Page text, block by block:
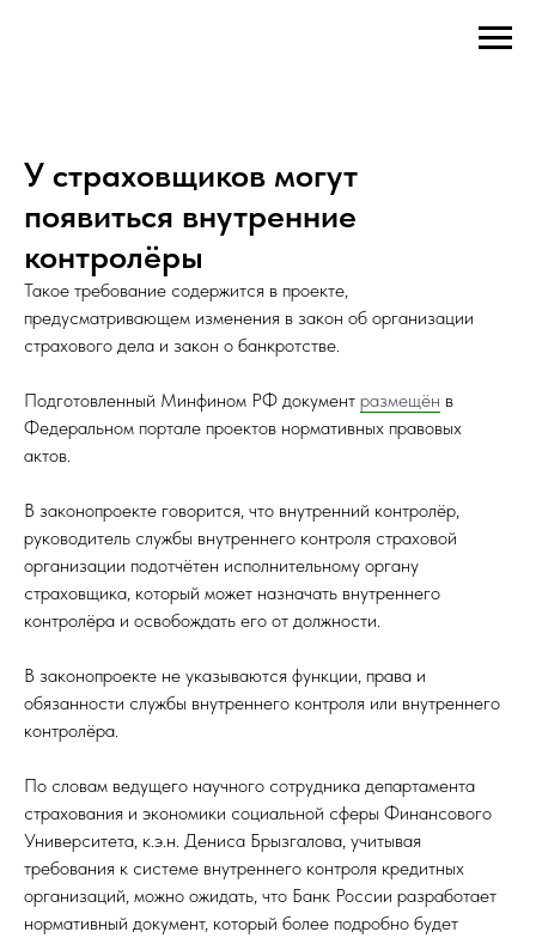
У страховщиков могут
появиться внутренние
контролёры
Такое требование содержится в проекте,
предусматривающем изменения в закон об организации
страхового дела и закон о банкротстве.
Подготовленный Минфином РФ документ размещён в
Федеральном портале проектов нормативных правовых
актов.
В законопроекте говорится, что внутренний контролёр,
руководитель службы внутреннего контроля страховой
организации подотчётен исполнительному органу
страховщика, который может назначать внутреннего
контролёра и освобождать его от должности.
В законопроекте не указываются функции, права и
обязанности службы внутреннего контроля или внутреннего
контролёра.
По словам ведущего научного сотрудника департамента
страхования и экономики социальной сферы Финансового
Университета, к.э.н. Дениса Брызгалова, учитывая
требования к системе внутреннего контроля кредитных
организаций, можно ожидать, что Банк России разработает
нормативный документ, который более подробно будет